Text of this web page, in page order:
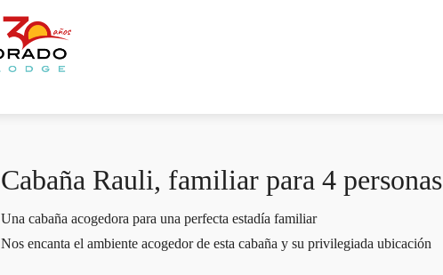
Cabaña Rauli, familiar para 4 personas
Una cabaña acogedora para una perfecta estadía familiar
Nos encanta el ambiente acogedor de esta cabaña y su privilegiada ubicación